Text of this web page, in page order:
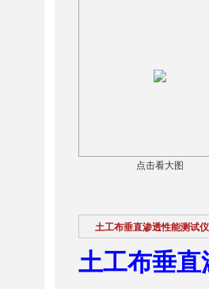
点击看大图
土工布垂直渗透性能测试仪
土工布垂直